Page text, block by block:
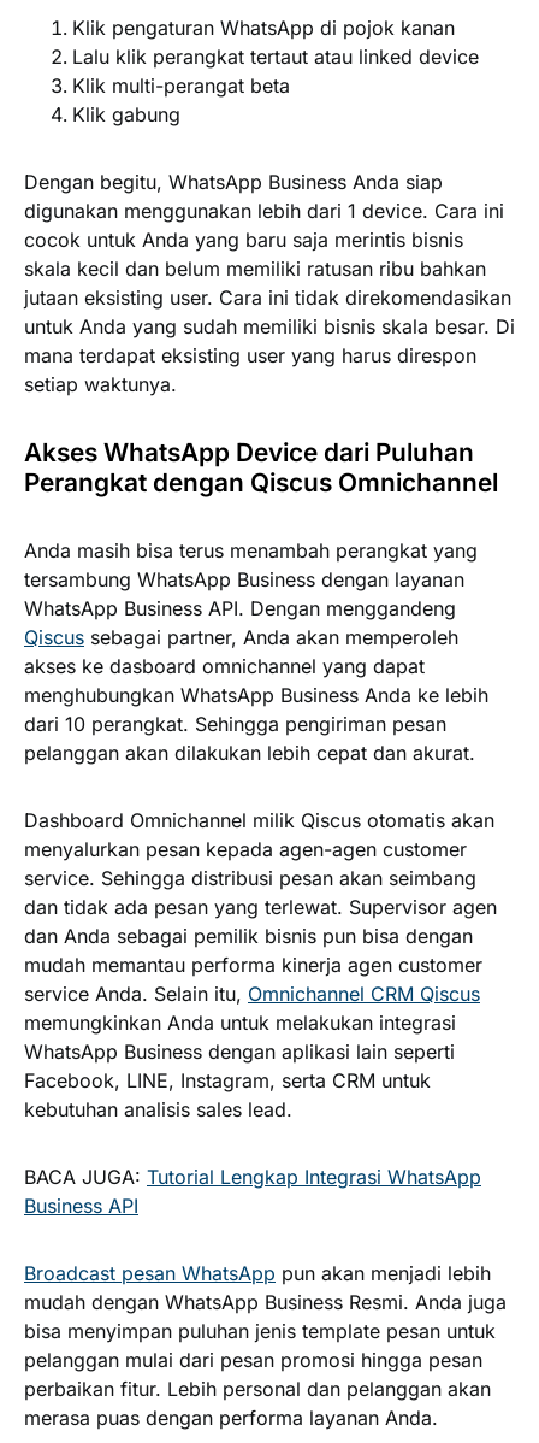
Klik pengaturan WhatsApp di pojok kanan
Lalu klik perangkat tertaut atau linked device
Klik multi-perangat beta
Klik gabung
Dengan begitu, WhatsApp Business Anda siap
digunakan menggunakan lebih dari 1 device. Cara ini
cocok untuk Anda yang baru saja merintis bisnis
skala kecil dan belum memiliki ratusan ribu bahkan
jutaan eksisting user. Cara ini tidak direkomendasikan
untuk Anda yang sudah memiliki bisnis skala besar. Di
mana terdapat eksisting user yang harus direspon
setiap waktunya.
Akses WhatsApp Device dari Puluhan
Perangkat dengan Qiscus Omnichannel
Anda masih bisa terus menambah perangkat yang
tersambung WhatsApp Business dengan layanan
WhatsApp Business API. Dengan menggandeng
Qiscus sebagai partner, Anda akan memperoleh
akses ke dasboard omnichannel yang dapat
menghubungkan WhatsApp Business Anda ke lebih
dari 10 perangkat. Sehingga pengiriman pesan
pelanggan akan dilakukan lebih cepat dan akurat.
Dashboard Omnichannel milik Qiscus otomatis akan
menyalurkan pesan kepada agen-agen customer
service. Sehingga distribusi pesan akan seimbang
dan tidak ada pesan yang terlewat. Supervisor agen
dan Anda sebagai pemilik bisnis pun bisa dengan
mudah memantau performa kinerja agen customer
service Anda. Selain itu, Omnichannel CRM Qiscus
memungkinkan Anda untuk melakukan integrasi
WhatsApp Business dengan aplikasi lain seperti
Facebook, LINE, Instagram, serta CRM untuk
kebutuhan analisis sales lead.
BACA JUGA: Tutorial Lengkap Integrasi WhatsApp
Business API
Broadcast pesan WhatsApp pun akan menjadi lebih
mudah dengan WhatsApp Business Resmi. Anda juga
bisa menyimpan puluhan jenis template pesan untuk
pelanggan mulai dari pesan promosi hingga pesan
perbaikan fitur. Lebih personal dan pelanggan akan
merasa puas dengan performa layanan Anda.